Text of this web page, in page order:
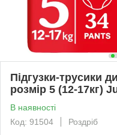
Підгузки-трусики
розмір 5 (12-17кг)
В наявності
Код: 91504
Роздріб